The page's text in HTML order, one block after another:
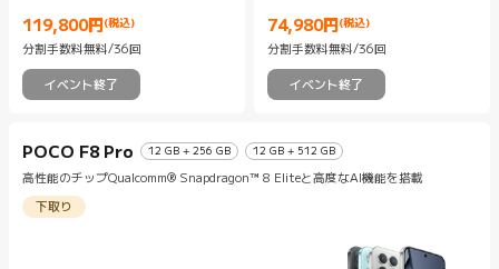
119,800円 (税込)
Current Price 円119800
分割手数料無料/36回
イベント終了
74,980円 (税込)
Current Price 円74980
分割手数料無料/36回
イベント終了
POCO F8 Pro 12 GB + 256 GB 12 GB + 512 GB
高性能のチップQualcomm® Snapdragon™ 8 Eliteと高度なAI機能を搭載
下取り